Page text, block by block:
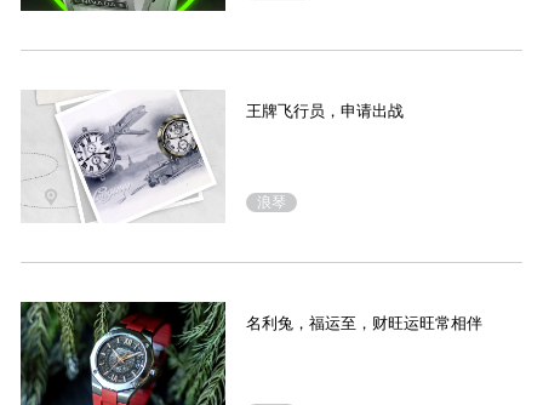
王牌飞行员，申请出战
浪琴
名利兔，福运至，财旺运旺常相伴